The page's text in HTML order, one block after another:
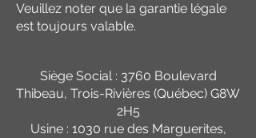
Veuillez noter que la garantie légale
est toujours valable.
Siège Social : 3760 Boulevard
Thibeau, Trois-Rivières (Québec) G8W
2H5
Usine : 1030 rue des Marguerites,